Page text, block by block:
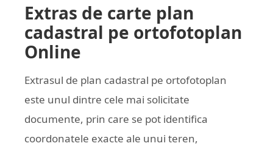
Extras de carte plan
cadastral pe ortofotoplan
Online
Extrasul de plan cadastral pe ortofotoplan
este unul dintre cele mai solicitate
documente, prin care se pot identifica
coordonatele exacte ale unui teren,